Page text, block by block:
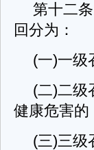
第十二
回分为：
(一)一级
(二)二级
健康危害的
(三)三级